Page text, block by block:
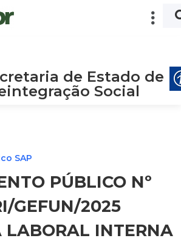
de Estado de
Social
SAP
PÚBLICO Nº
GEFUN/2025
LABORAL INTERNA